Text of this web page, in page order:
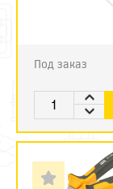
Под заказ